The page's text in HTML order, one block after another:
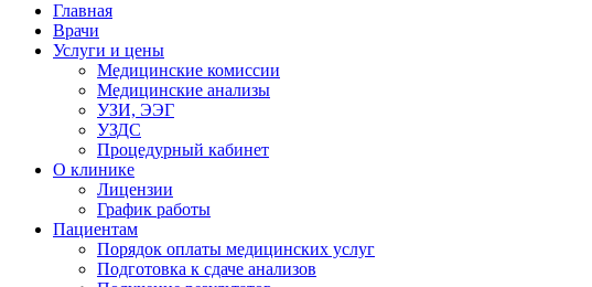
Главная
Врачи
Услуги и цены
Медицинские комиссии
Медицинские анализы
УЗИ, ЭЭГ
УЗДС
Процедурный кабинет
О клинике
Лицензии
График работы
Пациентам
Порядок оплаты медицинских услуг
Подготовка к сдаче анализов